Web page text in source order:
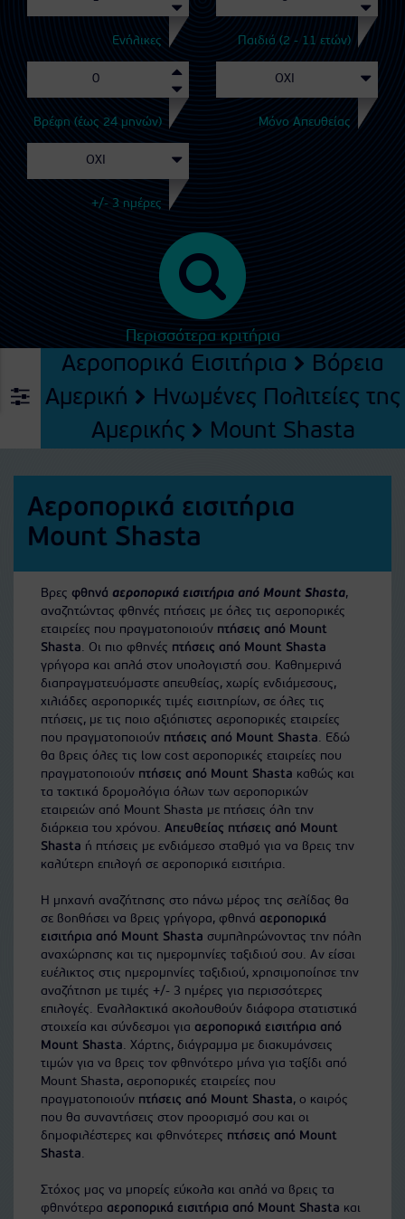
Ενήλικες Παιδιά (2 - 11 ετών)
Βρέφη (έως 24 μηνών) Μόνο Απευθείας
+/- 3 ημέρες
Περισσότερα κριτήρια
Αεροπορικά Εισιτήρια
Βόρεια
Αμερική
Ηνωμένες Πολιτείες της
Αμερικής
Mount Shasta
Αεροπορικά εισιτήρια
Mount Shasta
Βρες φθηνά αεροπορικά εισιτήρια από Mount Shasta,
αναζητώντας φθηνές πτήσεις με όλες τις αεροπορικές
εταιρείες που πραγματοποιούν πτήσεις από Mount
Shasta. Οι πιο φθηνές πτήσεις από Mount Shasta
γρήγορα και απλά στον υπολογιστή σου. Καθημερινά
διαπραγματευόμαστε απευθείας, χωρίς ενδιάμεσους,
χιλιάδες αεροπορικές τιμές εισιτηρίων, σε όλες τις
πτήσεις, με τις ποιο αξιόπιστες αεροπορικές εταιρείες
που πραγματοποιούν πτήσεις από Mount Shasta. Εδώ
θα βρεις όλες τις low cost αεροπορικές εταιρείες που
πραγματοποιούν πτήσεις από Mount Shasta καθώς και
τα τακτικά δρομολόγια όλων των αεροπορικών
εταιρειών από Mount Shasta με πτήσεις όλη την
διάρκεια του χρόνου. Απευθείας πτήσεις από Mount
Shasta ή πτήσεις με ενδιάμεσο σταθμό για να βρεις την
καλύτερη επιλογή σε αεροπορικά εισιτήρια.
Η μηχανή αναζήτησης στο πάνω μέρος της σελίδας θα
σε βοηθήσει να βρεις γρήγορα, φθηνά αεροπορικά
εισιτήρια από Mount Shasta συμπληρώνοντας την πόλη
αναχώρησης και τις ημερομηνίες ταξιδιού σου. Αν είσαι
ευέλικτος στις ημερομηνίες ταξιδιού, χρησιμοποίησε την
αναζήτηση με τιμές +/- 3 ημέρες για περισσότερες
επιλογές. Εναλλακτικά ακολουθούν διάφορα στατιστικά
στοιχεία και σύνδεσμοι για αεροπορικά εισιτήρια από
Mount Shasta. Χάρτης, διάγραμμα με διακυμάνσεις
τιμών για να βρεις τον φθηνότερο μήνα για ταξίδι από
Mount Shasta, αεροπορικές εταιρείες που
πραγματοποιούν πτήσεις από Mount Shasta, ο καιρός
που θα συναντήσεις στον προορισμό σου και οι
δημοφιλέστερες και φθηνότερες πτήσεις από Mount
Shasta.
Στόχος μας να μπορείς εύκολα και απλά να βρεις τα
φθηνότερα αεροπορικά εισιτήρια από Mount Shasta και